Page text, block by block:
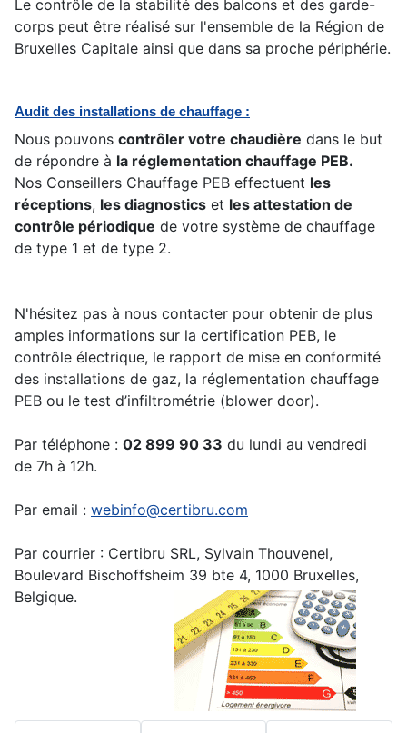
Le contrôle de la stabilité des balcons et des garde-
corps peut être réalisé sur l'ensemble de la Région de
Bruxelles Capitale ainsi que dans sa proche périphérie.
Audit des installations de chauffage :
Nous pouvons contrôler votre chaudière dans le but
de répondre à la réglementation chauffage PEB.
Nos Conseillers Chauffage PEB effectuent les
réceptions, les diagnostics et les attestation de
contrôle périodique de votre système de chauffage
de type 1 et de type 2.
N'hésitez pas à nous contacter pour obtenir de plus
amples informations sur la certification PEB, le
contrôle électrique, le rapport de mise en conformité
des installations de gaz, la réglementation chauffage
PEB ou le test d’infiltrométrie (blower door).
Par téléphone : 02 899 90 33 du lundi au vendredi
de 7h à 12h.
Par email : webinfo@certibru.com
Par courrier : Certibru SRL, Sylvain Thouvenel,
Boulevard Bischoffsheim 39 bte 4, 1000 Bruxelles,
Belgique.